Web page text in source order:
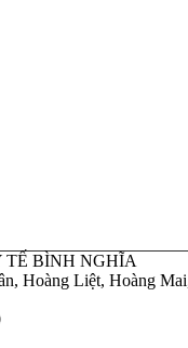
TẾ BÌNH NGHĨA
Hoàng Liệt, Hoàng